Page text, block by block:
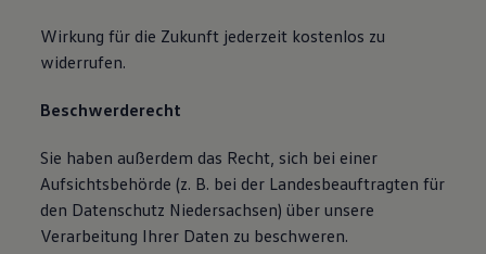
Wirkung für die Zukunft jederzeit kostenlos zu
widerrufen.
Beschwerderecht
Sie haben außerdem das Recht, sich bei einer
Aufsichtsbehörde (z. B. bei der Landesbeauftragten für
den Datenschutz Niedersachsen) über unsere
Verarbeitung Ihrer Daten zu beschweren.